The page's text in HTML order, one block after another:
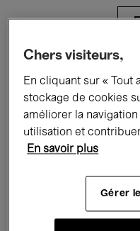
Expositions
Rencontres &
Musique
Chers visiteurs,
En cliquant sur « Tout
stockage de cookies
améliorer la
utilisation et
En savoir plus
Gérer